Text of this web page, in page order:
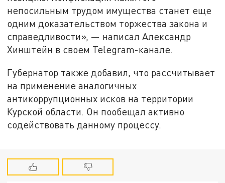
непосильным трудом имущества станет еще
одним доказательством торжества закона и
справедливости», — написал Александр
Хинштейн в своем Telegram-канале.
Губернатор также добавил, что рассчитывает
на применение аналогичных
антикоррупционных исков на территории
Курской области. Он пообещал активно
содействовать данному процессу.